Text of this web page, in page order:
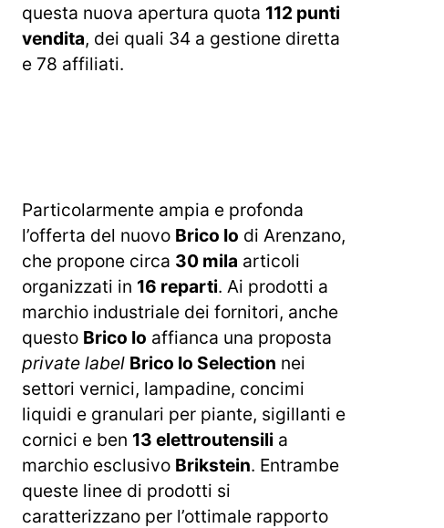
questa nuova apertura quota 112 punti
vendita, dei quali 34 a gestione diretta
e 78 affiliati.
Particolarmente ampia e profonda
l’offerta del nuovo Brico Io di Arenzano,
che propone circa 30 mila articoli
organizzati in 16 reparti. Ai prodotti a
marchio industriale dei fornitori, anche
questo Brico Io affianca una proposta
private label Brico Io Selection nei
settori vernici, lampadine, concimi
liquidi e granulari per piante, sigillanti e
cornici e ben 13 elettroutensili a
marchio esclusivo Brikstein. Entrambe
queste linee di prodotti si
caratterizzano per l’ottimale rapporto